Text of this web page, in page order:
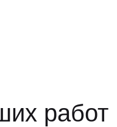
работ